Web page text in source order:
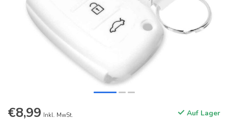
€8,99 Inkl. MwSt. Auf Lager